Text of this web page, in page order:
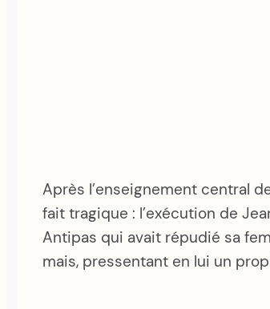
Après l’enseignement central
fait tragique : l’exécution de
Antipas qui avait répudié sa
mais, pressentant en lui un